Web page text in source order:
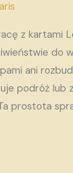
z kartami
do
ani
podróż lub
prostota